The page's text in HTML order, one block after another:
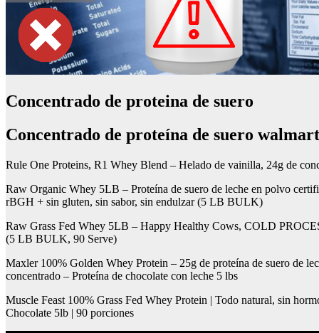
Concentrado de proteina de suero
Concentrado de proteína de suero walmart
Rule One Proteins, R1 Whey Blend – Helado de vainilla, 24g de
Raw Organic Whey 5LB – Proteína de suero de leche en polvo
rBGH + sin gluten, sin sabor, sin endulzar (5 LB BULK)
Raw Grass Fed Whey 5LB – Happy Healthy Cows, COLD
(5 LB BULK, 90 Serve)
Maxler 100% Golden Whey Protein – 25g de proteína de suero de
concentrado – Proteína de chocolate con leche 5 lbs
Muscle Feast 100% Grass Fed Whey Protein | Todo natural, sin
Chocolate 5lb | 90 porciones